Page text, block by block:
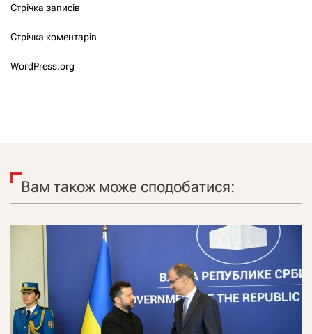
Стрічка записів
Стрічка коментарів
WordPress.org
Вам також може сподобатися: